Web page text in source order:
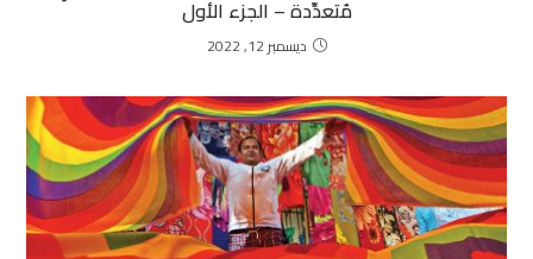
مُتعدِّدة – الجزء الأول
ديسمبر 12, 2022